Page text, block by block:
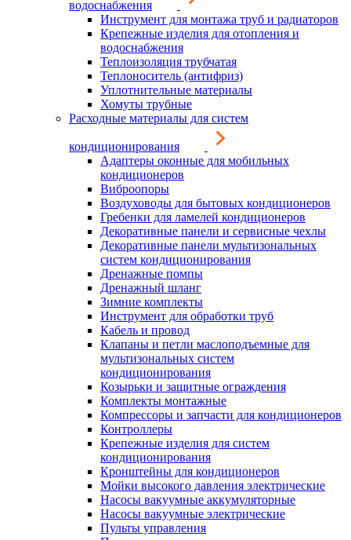
водоснабжения
Инструмент для монтажа труб и радиаторов
Крепежные изделия для отопления и
водоснабжения
Теплоизоляция трубчатая
Теплоноситель (антифриз)
Уплотнительные материалы
Хомуты трубные
Расходные материалы для систем
кондиционирования
Адаптеры оконные для мобильных
кондиционеров
Виброопоры
Воздуховоды для бытовых кондиционеров
Гребенки для ламелей кондиционеров
Декоративные панели и сервисные чехлы
Декоративные панели мультизональных
систем кондиционирования
Дренажные помпы
Дренажный шланг
Зимние комплекты
Инструмент для обработки труб
Кабель и провод
Клапаны и петли маслоподъемные для
мультизональных систем
кондиционирования
Козырьки и защитные ограждения
Комплекты монтажные
Компрессоры и запчасти для кондиционеров
Контроллеры
Крепежные изделия для систем
кондиционирования
Кронштейны для кондиционеров
Мойки высокого давления электрические
Насосы вакуумные аккумуляторные
Насосы вакуумные электрические
Пульты управления